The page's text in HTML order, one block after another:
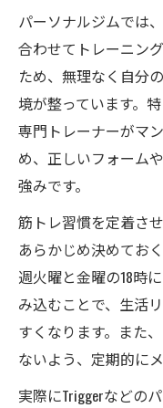
パーソナルジムでは
合わせてトレーニン
ため、無理なく自分
境が整っています。
専門トレーナーがマ
め、正しいフォーム
強みです。
筋トレ習慣を定着さ
あらかじめ決めてお
週火曜と金曜の18時
み込むことで、生活
すくなります。また
ないよう、定期的に
実際にTriggerなどの